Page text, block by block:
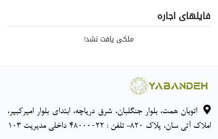
فایلهای اجاره
ملکی یافت نشد!
اتوبان همت، بلوار جنگلبان، شرق دریاچه، ابتدای بلوار امیرکبیر،
املاک آتی سان، پلاک 820- تلفن : 48000022 داخلی مدیریت 103